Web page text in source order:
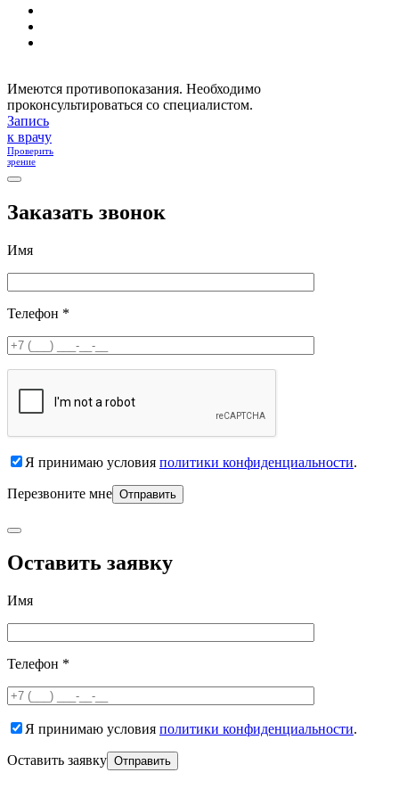
Имеются противопоказания. Необходимо
проконсультироваться со специалистом.
Запись
к врачу
Проверить
зрение
Заказать звонок
Имя
Телефон *
Я принимаю условия политики конфиденциальности.
Перезвоните мне
Оставить заявку
Имя
Телефон *
Я принимаю условия политики конфиденциальности.
Оставить заявку